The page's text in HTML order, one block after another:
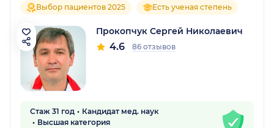
Выбор пациентов 2025 Есть ученая степень
Прокопчук Сергей Николаевич
4.6 86 отзывов
Стаж 31 год
Кандидат мед. наук
Высшая категория